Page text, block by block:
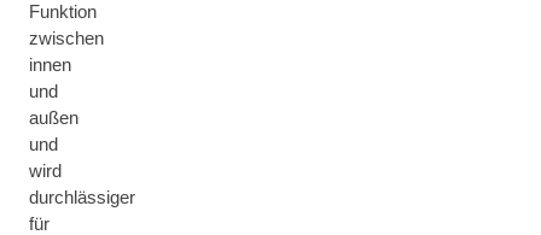
Funktion
zwischen
innen
und
außen
und
wird
durchlässiger
für